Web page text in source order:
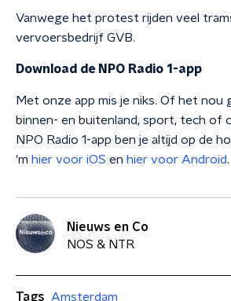
Vanwege het protest rijden veel
vervoersbedrijf GVB.
Download de NPO Radio 1-app
Met onze app mis je niks. Of het nou
binnen- en buitenland, sport, tech of
NPO Radio 1-app ben je altijd op de
'm hier voor iOS en hier voor Android.
Nieuws en Co
NOS & NTR
Tags
Amsterdam